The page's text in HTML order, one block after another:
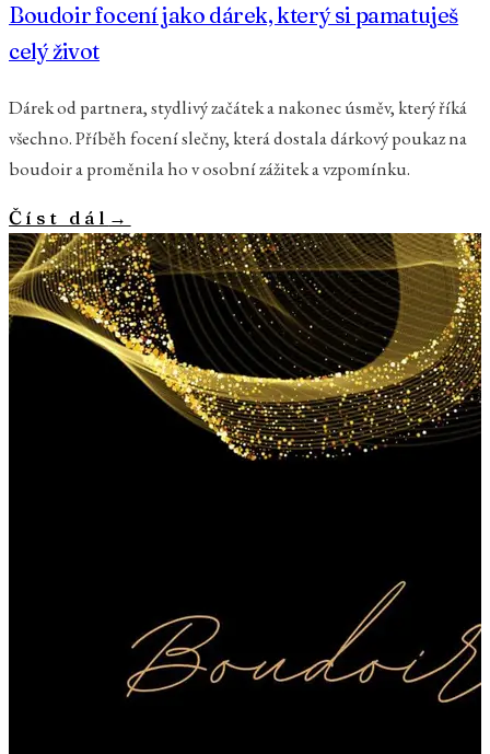
Boudoir focení jako dárek, který si pamatuješ
celý život
Dárek od partnera, stydlivý začátek a nakonec úsměv, který říká
všechno. Příběh focení slečny, která dostala dárkový poukaz na
boudoir a proměnila ho v osobní zážitek a vzpomínku.
Číst dál →